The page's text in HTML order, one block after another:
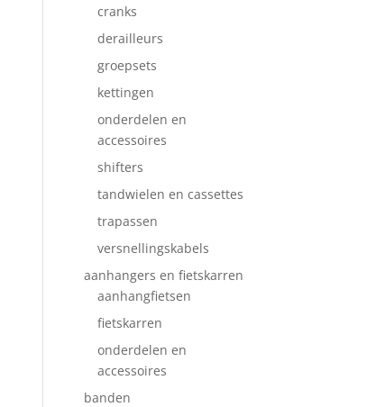
cranks
derailleurs
groepsets
kettingen
onderdelen en
accessoires
shifters
tandwielen en cassettes
trapassen
versnellingskabels
aanhangers en fietskarren
aanhangfietsen
fietskarren
onderdelen en
accessoires
banden